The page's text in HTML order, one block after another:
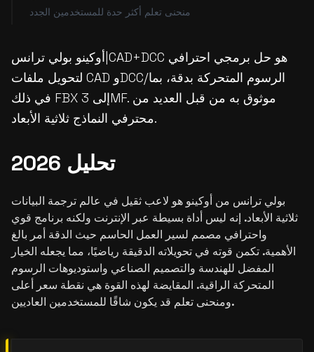
منحنى تعلم أكثر حدة للمستخدمين الجدد
أوكينو بولي ترانس|CAD+DCC هو حل برمجي احترافي
لتحويل ملفات CAD وDCC/الرسوم المتحركة بدقة، بما
في ذلك FBX إلى 3MF. موثوق به من قبل العديد من
محترفي النماذج ثلاثية الأبعاد.
تحليل 2026
بولي ترانس من أوكينو هو لاعب ثقيل في عالم ترجمة البيانات
ثلاثية الأبعاد. إنه ليس أداة بسيطة عبر الإنترنت ولكنه برنامج قوي
واحترافي مصمم لسير العمل الحاسم حيث الدقة أمر بالغ
الأهمية. تكمن قوته في تحويلاته الدقيقة رياضيًا، مما يجعله الخيار
المفضل للهندسة والتصميم الصناعي واستوديوهات الرسوم
المتحركة الراقية. المقايضة لهذه القوة هي نقطة سعر أعلى
ومنحنى تعلم قد يكون شاقًا للمستخدمين العاديين.